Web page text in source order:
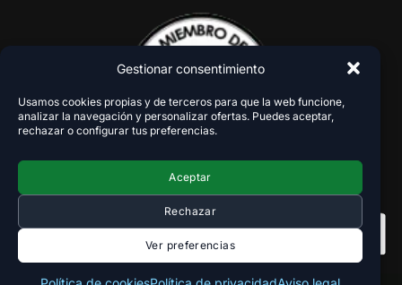
Gestionar consentimiento
Usamos cookies propias y de terceros para que la web funcione,
analizar la navegación y personalizar ofertas. Puedes aceptar,
rechazar o configurar tus preferencias.
Aceptar
Rechazar
Ver preferencias